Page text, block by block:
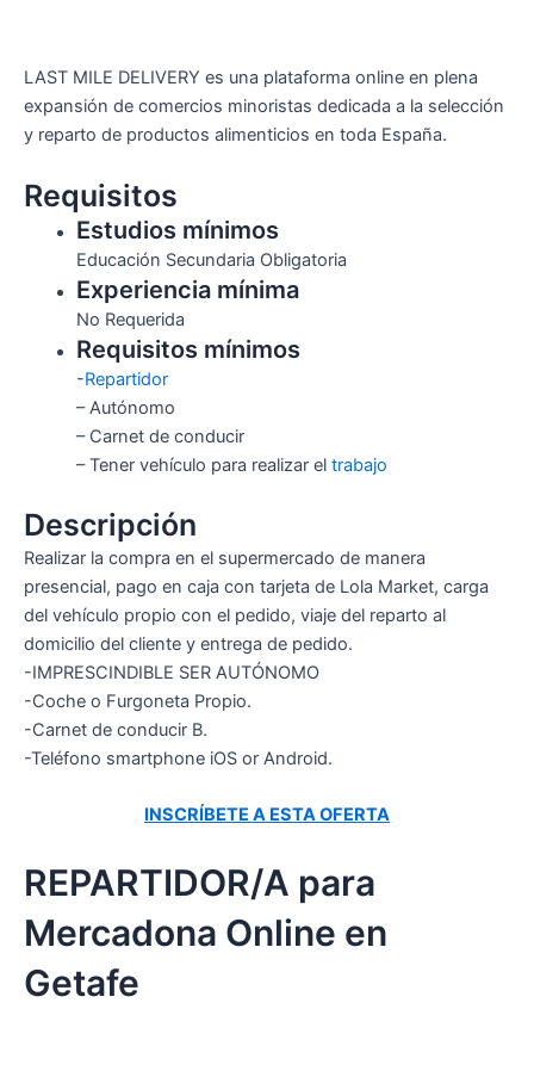
LAST MILE DELIVERY es una plataforma online en plena
expansión de comercios minoristas dedicada a la selección
y reparto de productos alimenticios en toda España.
Requisitos
Estudios mínimos
Educación Secundaria Obligatoria
Experiencia mínima
No Requerida
Requisitos mínimos
-Repartidor
– Autónomo
– Carnet de conducir
– Tener vehículo para realizar el trabajo
Descripción
Realizar la compra en el supermercado de manera
presencial, pago en caja con tarjeta de Lola Market, carga
del vehículo propio con el pedido, viaje del reparto al
domicilio del cliente y entrega de pedido.
-IMPRESCINDIBLE SER AUTÓNOMO
-Coche o Furgoneta Propio.
-Carnet de conducir B.
-Teléfono smartphone iOS or Android.
INSCRÍBETE A ESTA OFERTA
REPARTIDOR/A para
Mercadona Online en
Getafe